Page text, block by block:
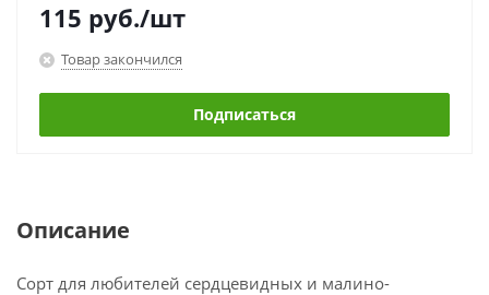
115 руб./шт
Товар закончился
Подписаться
Описание
Сорт для любителей сердцевидных и малино-